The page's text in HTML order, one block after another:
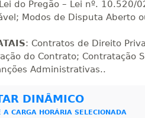
do Pregão – Lei nº. 10.520/
Modos de Disputa Aberto
: Contratos de Direito
do Contrato; Contratação
Administrativas..
DINÂMICO
A CARGA HORÁRIA SELECIONADA